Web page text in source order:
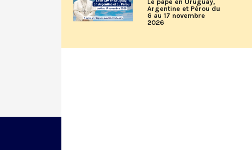
Le pape en Uruguay,
Argentine et Pérou du
6 au 17 novembre
2026